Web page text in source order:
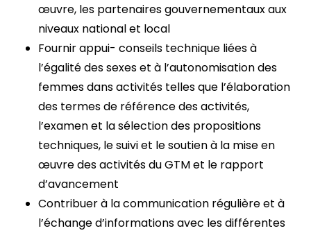
œuvre, les partenaires gouvernementaux aux
niveaux national et local
Fournir appui- conseils technique liées à
l’égalité des sexes et à l’autonomisation des
femmes dans activités telles que l’élaboration
des termes de référence des activités,
l’examen et la sélection des propositions
techniques, le suivi et le soutien à la mise en
œuvre des activités du GTM et le rapport
d’avancement
Contribuer à la communication régulière et à
l’échange d’informations avec les différentes